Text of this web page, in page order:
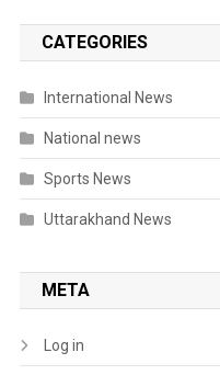
CATEGORIES
International News
National news
Sports News
Uttarakhand News
META
Log in